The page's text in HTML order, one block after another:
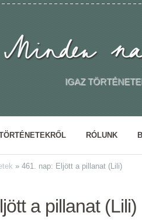
IGAZ
RÓLUNK
» 461. nap: Eljött a pillanat (Lili)
a pillanat (Lili)